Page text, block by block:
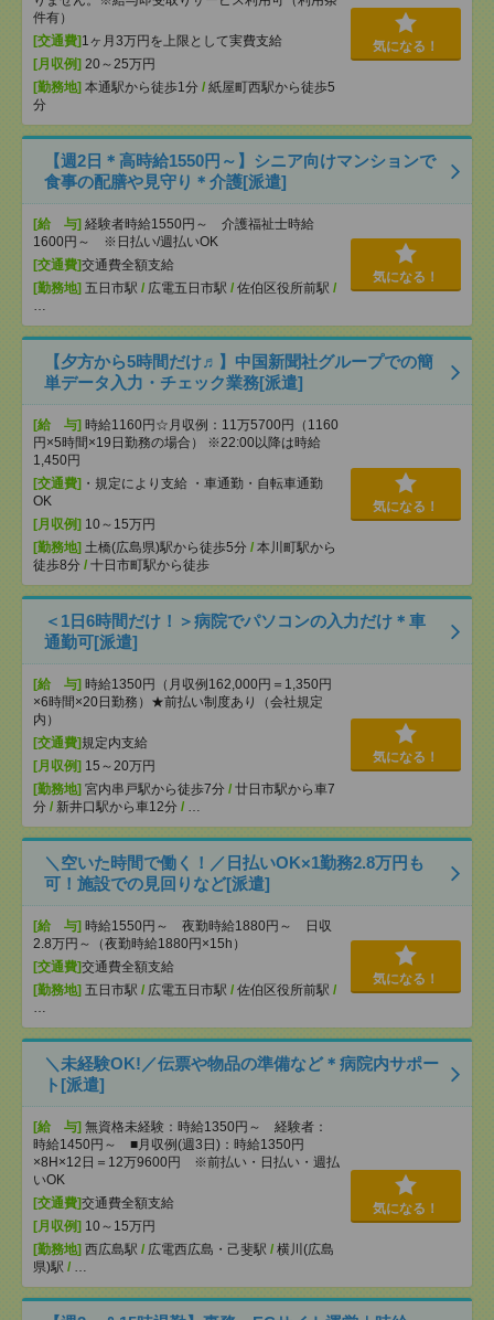
件有）
[交通費] 1ヶ月3万円を上限として実費支給
[月収例] 20～25万円
[勤務地] 本通駅から徒歩1分 / 紙屋町西駅から徒歩5
分
気になる！
【週2日＊高時給1550円～】シニア向けマンションで
食事の配膳や見守り＊介護[派遣]
[給 与] 経験者時給1550円～ 介護福祉士時給
1600円～ ※日払い/週払いOK
[交通費]交通費全額支給
[勤務地] 五日市駅 / 広電五日市駅 / 佐伯区役所前駅 /
…
気になる！
【夕方から5時間だけ♬】中国新聞社グループでの簡
単データ入力・チェック業務[派遣]
[給 与] 時給1160円☆月収例：11万5700円（1160
円×5時間×19日勤務の場合） ※22:00以降は時給
1,450円
[交通費] ・規定により支給 ・車通勤・自転車通勤
OK
[月収例] 10～15万円
[勤務地] 土橋(広島県)駅から徒歩5分 / 本川町駅から
徒歩8分 / 十日市町駅から徒歩
気になる！
＜1日6時間だけ！＞病院でパソコンの入力だけ＊車
通勤可[派遣]
[給 与] 時給1350円（月収例162,000円＝1,350円
×6時間×20日勤務）★前払い制度あり（会社規定
内）
[交通費] 規定内支給
[月収例] 15～20万円
[勤務地] 宮内串戸駅から徒歩7分 / 廿日市駅から車7
分 / 新井口駅から車12分 / …
気になる！
＼空いた時間で働く！／日払いOK×1勤務2.8万円も
可！施設での見回りなど[派遣]
[給 与] 時給1550円～ 夜勤時給1880円～ 日収
2.8万円～（夜勤時給1880円×15h）
[交通費]交通費全額支給
[勤務地] 五日市駅 / 広電五日市駅 / 佐伯区役所前駅 /
…
気になる！
＼未経験OK!／伝票や物品の準備など＊病院内サポー
ト[派遣]
[給 与] 無資格未経験：時給1350円～ 経験者：
時給1450円～ ■月収例(週3日)：時給1350円
×8H×12日＝12万9600円 ※前払い・日払い・週払
いOK
[交通費]交通費全額支給
[月収例] 10～15万円
[勤務地] 西広島駅 / 広電西広島・己斐駅 / 横川(広島
県)駅 / …
気になる！